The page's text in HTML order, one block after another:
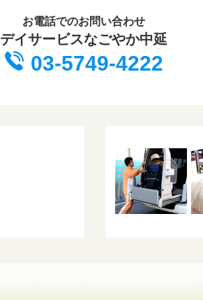
お電話でのお問い合わせ
デイサービスなごやか中延
03-5749-4222